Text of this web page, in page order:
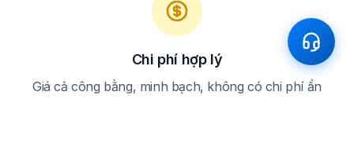
Chi phí hợp lý
Giá cả công bằng, minh bạch, không có chi phí ẩn